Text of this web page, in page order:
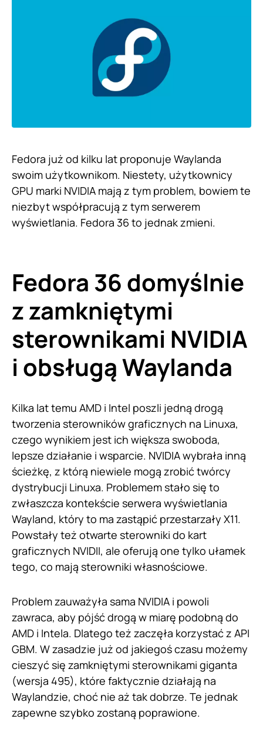
Fedora już od kilku lat proponuje Waylanda
swoim użytkownikom. Niestety, użytkownicy
GPU marki NVIDIA mają z tym problem, bowiem te
niezbyt współpracują z tym serwerem
wyświetlania. Fedora 36 to jednak zmieni.
Fedora 36 domyślnie
z zamkniętymi
sterownikami NVIDIA
i obsługą Waylanda
Kilka lat temu AMD i Intel poszli jedną drogą
tworzenia sterowników graficznych na Linuxa,
czego wynikiem jest ich większa swoboda,
lepsze działanie i wsparcie. NVIDIA wybrała inną
ścieżkę, z którą niewiele mogą zrobić twórcy
dystrybucji Linuxa. Problemem stało się to
zwłaszcza kontekście serwera wyświetlania
Wayland, który to ma zastąpić przestarzały X11.
Powstały też otwarte sterowniki do kart
graficznych NVIDII, ale oferują one tylko ułamek
tego, co mają sterowniki własnościowe.
Problem zauważyła sama NVIDIA i powoli
zawraca, aby pójść drogą w miarę podobną do
AMD i Intela. Dlatego też zaczęła korzystać z API
GBM. W zasadzie już od jakiegoś czasu możemy
cieszyć się zamkniętymi sterownikami giganta
(wersja 495), które faktycznie działają na
Waylandzie, choć nie aż tak dobrze. Te jednak
zapewne szybko zostaną poprawione.